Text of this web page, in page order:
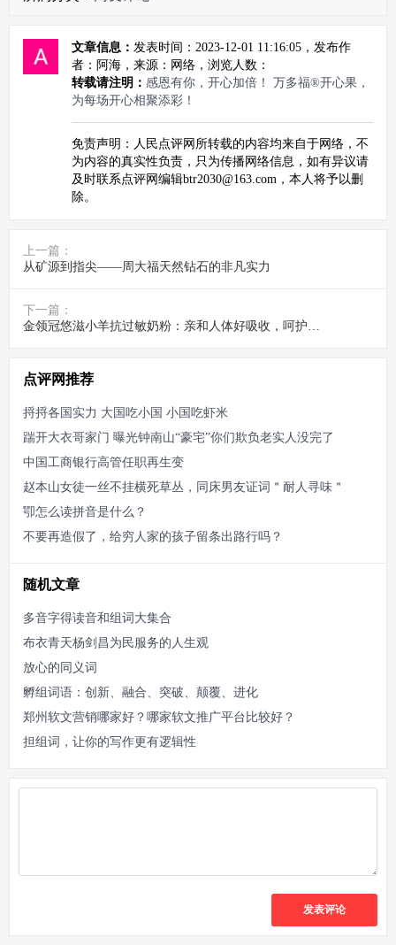
文章信息： 发表时间：2023-12-01 11:16:05，发布作
者：阿海，来源：网络，浏览人数：
转载请注明： 感恩有你，开心加倍！ 万多福®开心果，
为每场开心相聚添彩！
免责声明：人民点评网所转载的内容均来自于网络，不
为内容的真实性负责，只为传播网络信息，如有异议请
及时联系点评网编辑btr2030@163.com，本人将予以删
除。
上一篇：
从矿源到指尖——周大福天然钻石的非凡实力
下一篇：
点评网推荐
捋捋各国实力 大国吃小国 小国吃虾米
踹开大衣哥家门 曝光钟南山“豪宅”你们欺负老实人没完了
中国工商银行高管任职再生变
赵本山女徒一丝不挂横死草丛，同床男友证词＂耐人寻味＂
卾怎么读拼音是什么？
不要再造假了，给穷人家的孩子留条出路行吗？
随机文章
多音字得读音和组词大集合
布衣青天杨剑昌为民服务的人生观
放心的同义词
孵组词语：创新、融合、突破、颠覆、进化
郑州软文营销哪家好？哪家软文推广平台比较好？
担组词，让你的写作更有逻辑性
发表评论